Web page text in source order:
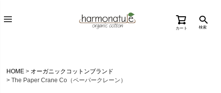
カート 検索
HOME
オーガニックコットンブランド
The Paper Crane Co（ペーパークレーン）